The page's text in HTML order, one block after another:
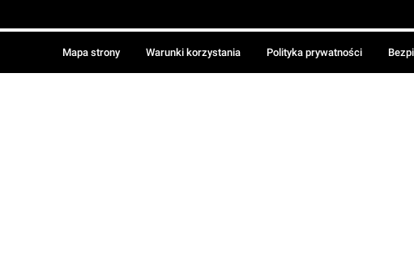
Mapa strony Warunki korzystania Polityka prywatności